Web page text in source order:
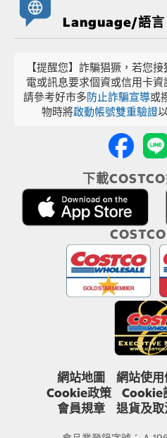
Language/語言
【提醒您】詐騙猖獗，若您
電或訊息要求個資或信用卡
請參考好市多防止詐騙宣導或
物時將啟動帳號雙重驗證
下載
網站地圖 網站使用
Cookie政策
Cookie
會員規章
退貨及